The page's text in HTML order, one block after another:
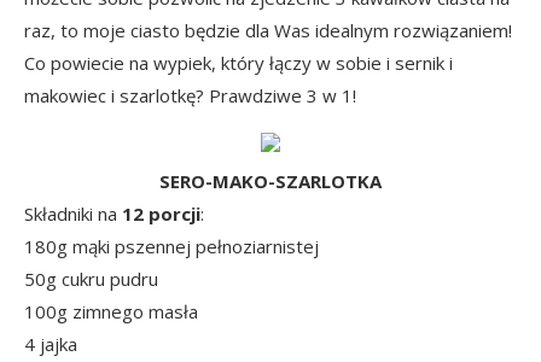
raz, to moje ciasto będzie dla Was idealnym rozwiązaniem!
Co powiecie na wypiek, który łączy w sobie i sernik i
makowiec i szarlotkę? Prawdziwe 3 w 1!
SERO-MAKO-SZARLOTKA
Składniki na 12 porcji:
180g mąki pszennej pełnoziarnistej
50g cukru pudru
100g zimnego masła
4 jajka